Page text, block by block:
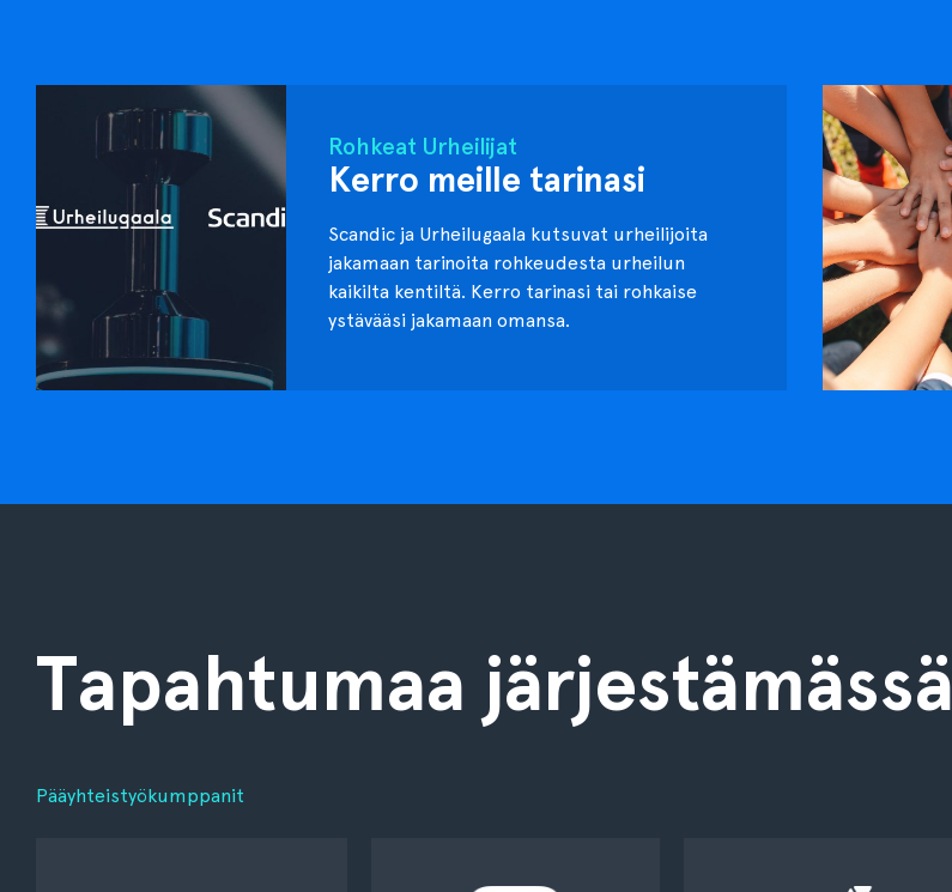
Rohkeat Urheilijat
Kerro meille tarinasi
Scandic ja Urheilugaala kutsuvat urheilijoita
jakamaan tarinoita rohkeudesta urheilun
kaikilta kentiltä. Kerro tarinasi tai rohkaise
ystävääsi jakamaan omansa.
Tapahtumaa järjestämässä
Pääyhteistyökumppanit